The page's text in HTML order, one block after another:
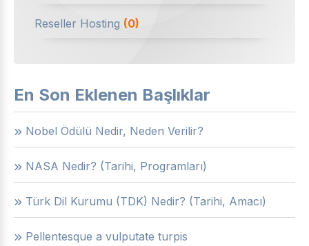
Reseller Hosting (0)
En Son Eklenen Başlıklar
Nobel Ödülü Nedir, Neden Verilir?
NASA Nedir? (Tarihi, Programları)
Türk Dil Kurumu (TDK) Nedir? (Tarihi, Amacı)
Pellentesque a vulputate turpis